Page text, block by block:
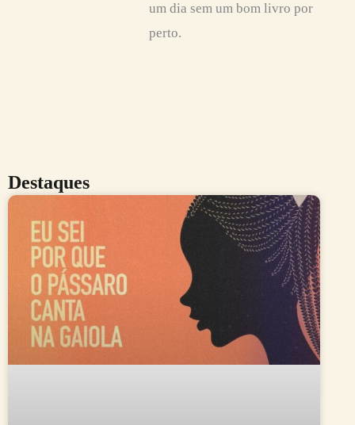
um dia sem um bom livro por
perto.
Destaques